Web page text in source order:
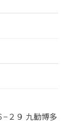
２９ 九勧博多